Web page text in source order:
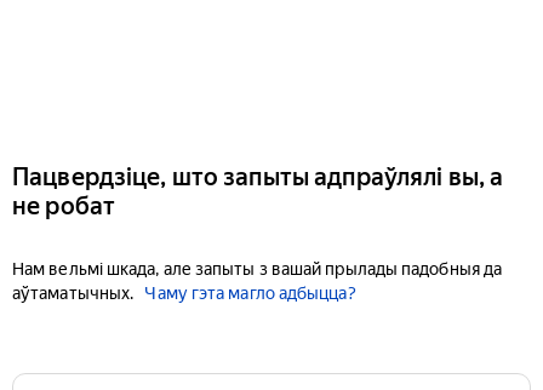
Пацвердзіце, што запыты адпраўлялі вы, а
не робат
Нам вельмі шкада, але запыты з вашай прылады падобныя да
аўтаматычных.
Чаму гэта магло адбыцца?